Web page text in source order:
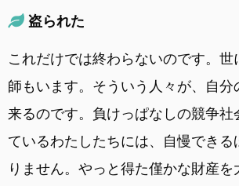
盗られた
これだけでは終わらないのです。世
師もいます。そういう人々が、自分
来るのです。負けっぱなしの競争社
ているわたしたちには、自慢できる
りません。やっと得た僅かな財産を